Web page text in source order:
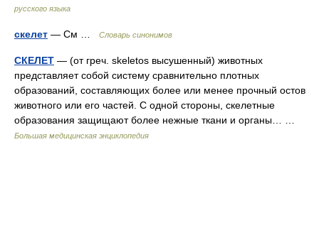
русского языка
скелет — См … Словарь синонимов
СКЕЛЕТ — (от греч. skeletos высушенный) животных
представляет собой систему сравнительно плотных
образований, составляющих более или менее прочный остов
животного или его частей. С одной стороны, скелетные
образования защищают более нежные ткани и органы… …
Большая медицинская энциклопедия